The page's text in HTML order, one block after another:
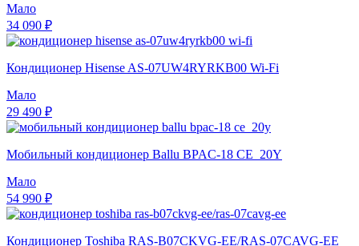
Мало
34 090 ₽
Кондиционер Hisense AS-07UW4RYRKB00 Wi-Fi
Мало
29 490 ₽
Мобильный кондиционер Ballu BPAC-18 CE_20Y
Мало
54 990 ₽
Кондиционер Toshiba RAS-B07CKVG-EE/RAS-07CAVG-EE